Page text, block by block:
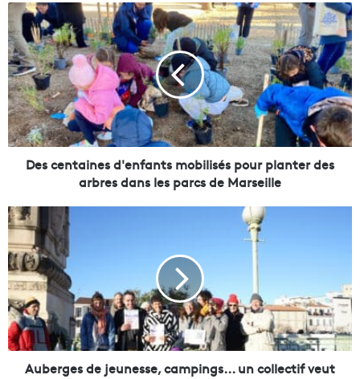
D
e
s
c
e
n
t
a
i
d
'
e
n
f
a
n
t
s
Des centaines d'enfants mobilisés pour planter des
arbres dans les parcs de Marseille
A
u
b
e
r
g
e
s
d
Auberges de jeunesse, campings... un collectif veut